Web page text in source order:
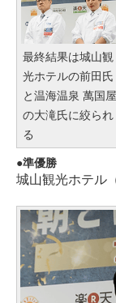
最終結果は城山観
光ホテルの前田氏
と温海温泉 萬国屋
の大滝氏に絞られ
る
準優勝
城山観光ホテル